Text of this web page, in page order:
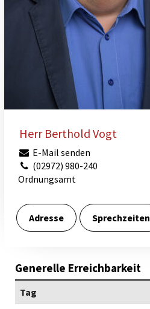
Herr Berthold Vogt
E-Mail senden
(02972) 980-240
Ordnungsamt
Adresse Sprechzeiten
Generelle Erreichbarkeit
Tag